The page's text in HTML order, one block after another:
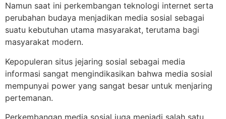
Namun saat ini perkembangan teknologi internet serta
perubahan budaya menjadikan media sosial sebagai
suatu kebutuhan utama masyarakat, terutama bagi
masyarakat modern.
Kepopuleran situs jejaring sosial sebagai media
informasi sangat mengindikasikan bahwa media sosial
mempunyai power yang sangat besar untuk menjaring
pertemanan.
Perkembangan media sosial juga menjadi salah satu